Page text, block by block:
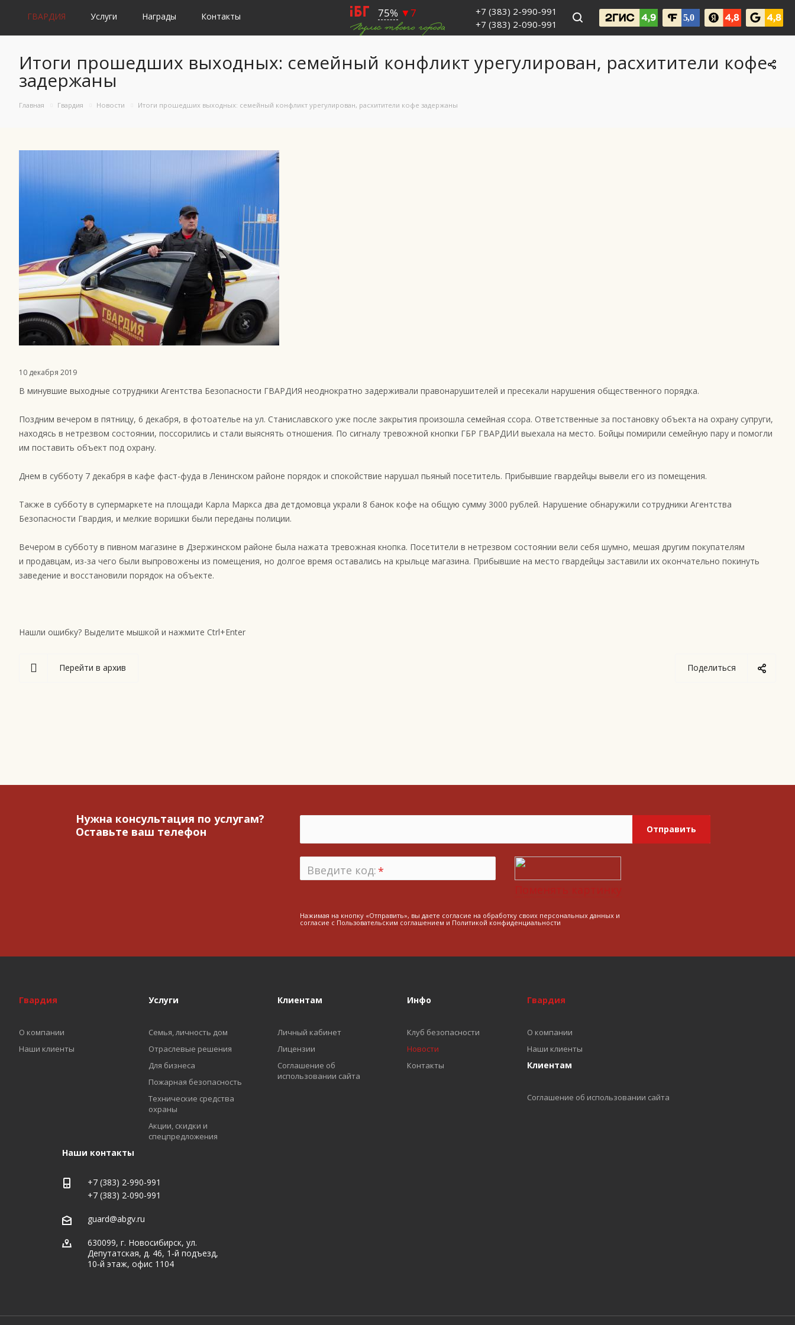
ГВАРДИЯ Услуги Награды Контакты
+7 (383) 2-990-991
+7 (383) 2-090-991
Итоги прошедших выходных: семейный конфликт урегулирован, расхитители кофе
задержаны
Главная Гвардия Новости Итоги прошедших выходных: семейный конфликт урегулирован, расхитители кофе задержаны
10 декабря 2019
В минувшие выходные сотрудники Агентства Безопасности ГВАРДИЯ неоднократно задерживали правонарушителей и пресекали нарушения общественного порядка.
Поздним вечером в пятницу, 6 декабря, в фотоателье на ул. Станиславского уже после закрытия произошла семейная ссора. Ответственные за постановку объекта на охрану супруги,
находясь в нетрезвом состоянии, поссорились и стали выяснять отношения. По сигналу тревожной кнопки ГБР ГВАРДИИ выехала на место. Бойцы помирили семейную пару и помогли
им поставить объект под охрану.
Днем в субботу 7 декабря в кафе фаст-фуда в Ленинском районе порядок и спокойствие нарушал пьяный посетитель. Прибывшие гвардейцы вывели его из помещения.
Также в субботу в супермаркете на площади Карла Маркса два детдомовца украли 8 банок кофе на общую сумму 3000 рублей. Нарушение обнаружили сотрудники Агентства
Безопасности Гвардия, и мелкие воришки были переданы полиции.
Вечером в субботу в пивном магазине в Дзержинском районе была нажата тревожная кнопка. Посетители в нетрезвом состоянии вели себя шумно, мешая другим покупателям
и продавцам, из-за чего были выпровожены из помещения, но долгое время оставались на крыльце магазина. Прибывшие на место гвардейцы заставили их окончательно покинуть
заведение и восстановили порядок на объекте.
Нашли ошибку? Выделите мышкой и нажмите Ctrl+Enter
Поделиться
Перейти в архив
Нужна консультация по услугам?
Оставьте ваш телефон
Отправить
Введите код:*
Поменять картинку
Нажимая на кнопку «Отправить», вы даете согласие на обработку своих персональных данных и
согласие с Пользовательским соглашением и Политикой конфиденциальности
Гвардия
О компании
Наши клиенты
Услуги
Семья, личность дом
Отраслевые решения
Для бизнеса
Пожарная безопасность
Технические средства
охраны
Акции, скидки и
спецпредложения
Клиентам
Личный кабинет
Лицензии
Соглашение об
использовании сайта
Инфо
Клуб безопасности
Новости
Контакты
Гвардия
О компании
Наши клиенты
Клиентам
Соглашение об использовании сайта
Наши контакты
+7 (383) 2-990-991
+7 (383) 2-090-991
guard@abgv.ru
630099, г. Новосибирск, ул.
Депутатская, д. 46, 1‑й подъезд,
10‑й этаж, офис 1104